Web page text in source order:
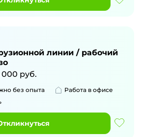
линии / рабочий
000 руб.
без опыта
Работа в офисе